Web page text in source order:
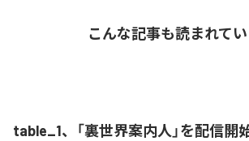
こんな記事も読まれて
table_1、「裏世界案内人」を配信開